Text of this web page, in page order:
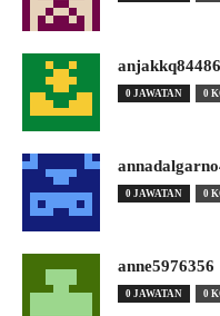
anjakkq84486
0 JAWATAN 0
0 JAWATAN 0
anne5976356
0 JAWATAN 0